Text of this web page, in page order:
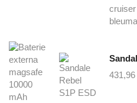
431,96